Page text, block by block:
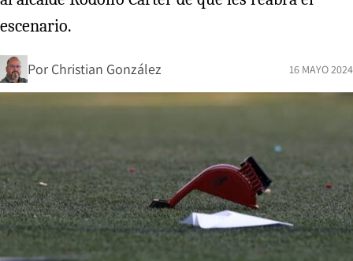
escenario.
Por Christian González 16 MAYO 2024